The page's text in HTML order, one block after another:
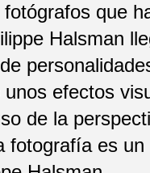
que
Halsman
unos efectos
de la
fotografía es